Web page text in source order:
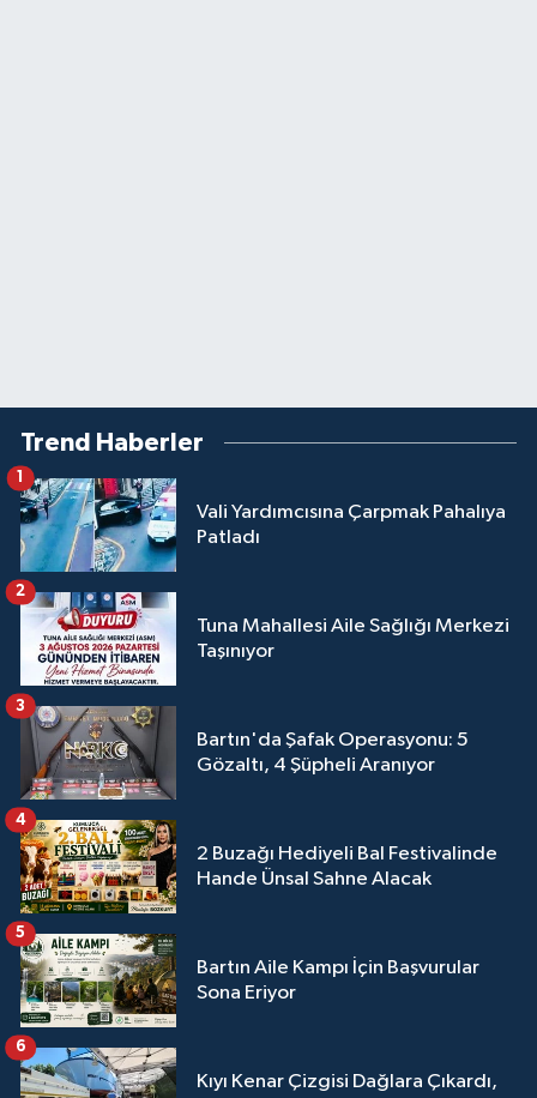
Trend Haberler
Vali Yardımcısına Çarpmak Pahalıya
Patladı
1
Tuna Mahallesi Aile Sağlığı Merkezi
Taşınıyor
2
Bartın'da Şafak Operasyonu: 5
Gözaltı, 4 Şüpheli Aranıyor
3
2 Buzağı Hediyeli Bal Festivalinde
Hande Ünsal Sahne Alacak
4
Bartın Aile Kampı İçin Başvurular
Sona Eriyor
5
Kıyı Kenar Çizgisi Dağlara Çıkardı,
6